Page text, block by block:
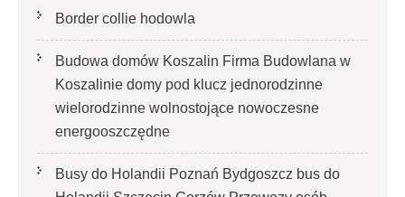
Border collie hodowla
Budowa domów Koszalin Firma Budowlana w
Koszalinie domy pod klucz jednorodzinne
wielorodzinne wolnostojące nowoczesne
energooszczędne
Busy do Holandii Poznań Bydgoszcz bus do